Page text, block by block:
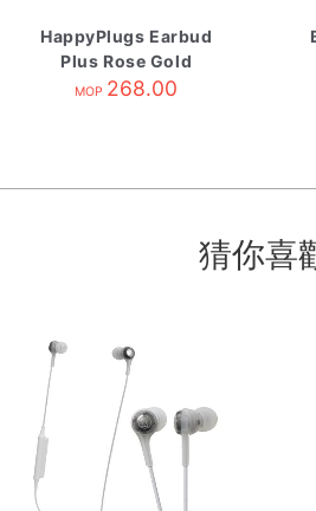
HappyPlugs Earbud
Plus Rose Gold
MOP 268.00
猜你喜